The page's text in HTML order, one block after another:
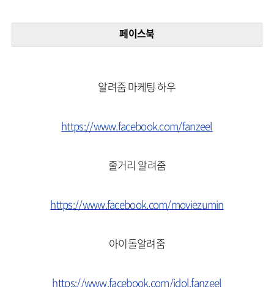
페이스북
알려줌 마케팅 하우
https://www.facebook.com/fanzeel
줄거리 알려줌
https://www.facebook.com/moviezumin
아이돌알려줌
https://www.facebook.com/idol.fanzeel